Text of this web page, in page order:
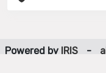
Powered by IRIS -